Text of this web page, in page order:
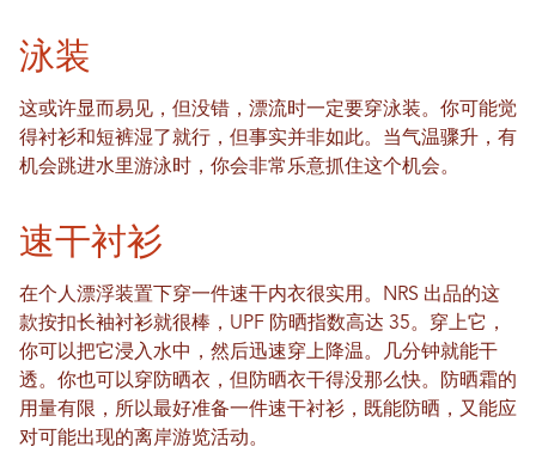
泳装
这或许显而易见，但没错，漂流时一定要穿泳装。你可能觉
得衬衫和短裤湿了就行，但事实并非如此。当气温骤升，有
机会跳进水里游泳时，你会非常乐意抓住这个机会。
速干衬衫
在个人漂浮装置下穿一件速干内衣很实用。NRS 出品的这
款按扣长袖衬衫就很棒，UPF 防晒指数高达 35。穿上它，
你可以把它浸入水中，然后迅速穿上降温。几分钟就能干
透。你也可以穿防晒衣，但防晒衣干得没那么快。防晒霜的
用量有限，所以最好准备一件速干衬衫，既能防晒，又能应
对可能出现的离岸游览活动。